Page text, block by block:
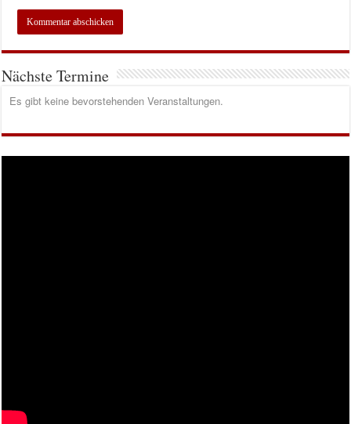
Nächste Termine
Es gibt keine bevorstehenden Veranstaltungen.